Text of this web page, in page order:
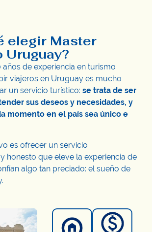
elegir Master
Uruguay?
años de experiencia en turismo
viajeros en Uruguay es mucho
un servicio turístico: se trata de ser
sus deseos y necesidades, y
momento en el país sea único e
es ofrecer un servicio
honesto que eleve la experiencia de
algo tan preciado: el sueño de